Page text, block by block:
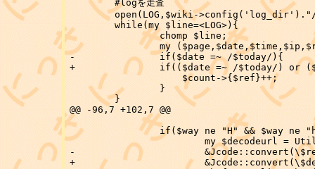
while(my $line=<LOG>){
chomp $line;
my ($page,$date,$time,$ip,$ref,$ua) = split(/ /,$line);
-		if($date =~ /$today/){
+		if(($date =~ /$today/) or ($date =~ /$yesterday/)){
@@ -96,7 +102,7 @@
my $decodeurl = Util::url_decode($ref);
-			&Jcode::convert(\$ref,"euc");
+			&Jcode::convert(\$decodeurl,"euc");